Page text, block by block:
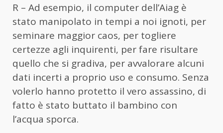
R – Ad esempio, il computer dell’Aiag è
stato manipolato in tempi a noi ignoti, per
seminare maggior caos, per togliere
certezze agli inquirenti, per fare risultare
quello che si gradiva, per avvalorare alcuni
dati incerti a proprio uso e consumo. Senza
volerlo hanno protetto il vero assassino, di
fatto è stato buttato il bambino con
l’acqua sporca.